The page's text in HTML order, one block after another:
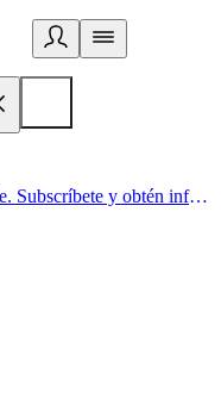
Acá comienza un estilo de vida saludable. Subscríbete y obtén información de primera mano